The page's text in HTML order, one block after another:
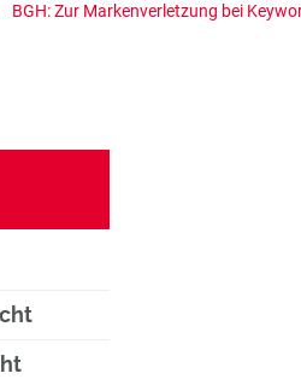
BGH: Zur Markenverletzung bei